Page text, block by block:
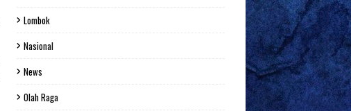
Lombok
Nasional
News
Olah Raga